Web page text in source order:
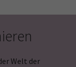
Welt der